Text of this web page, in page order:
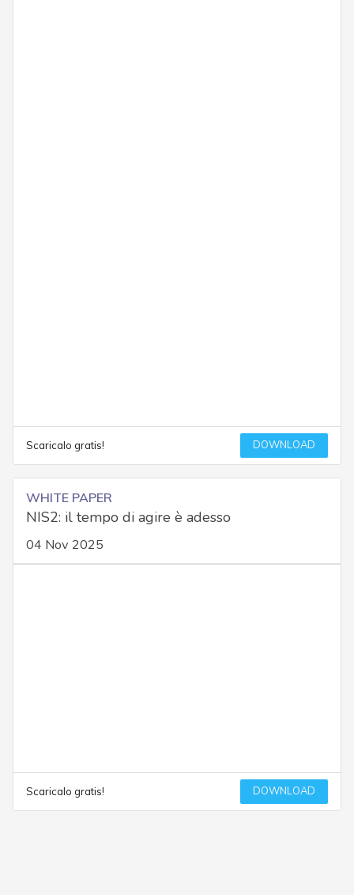
Scaricalo gratis! DOWNLOAD
WHITE PAPER
NIS2: il tempo di agire è adesso
04 Nov 2025
Scaricalo gratis! DOWNLOAD